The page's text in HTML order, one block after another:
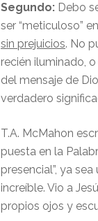
Segundo: Debo
ser “meticuloso”
sin prejuicios. No
recién iluminado,
del mensaje de
verdadero
T.A. McMahon
puesta en la
presencial”, ya
increíble. Vio a
propios ojos y